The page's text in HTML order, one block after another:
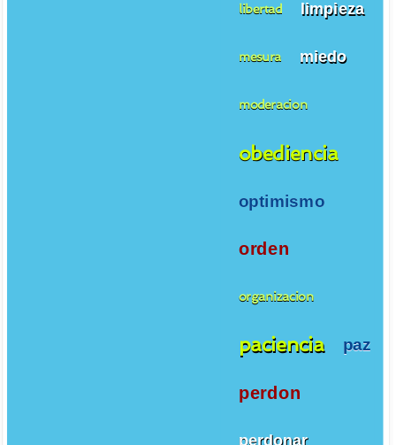
libertad limpieza
mesura miedo
moderacion
obediencia
optimismo
orden
organizacion
paciencia paz
perdon
perdonar